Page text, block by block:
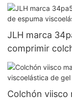
JLH marca
comprimir
lujo
Colchón viisco